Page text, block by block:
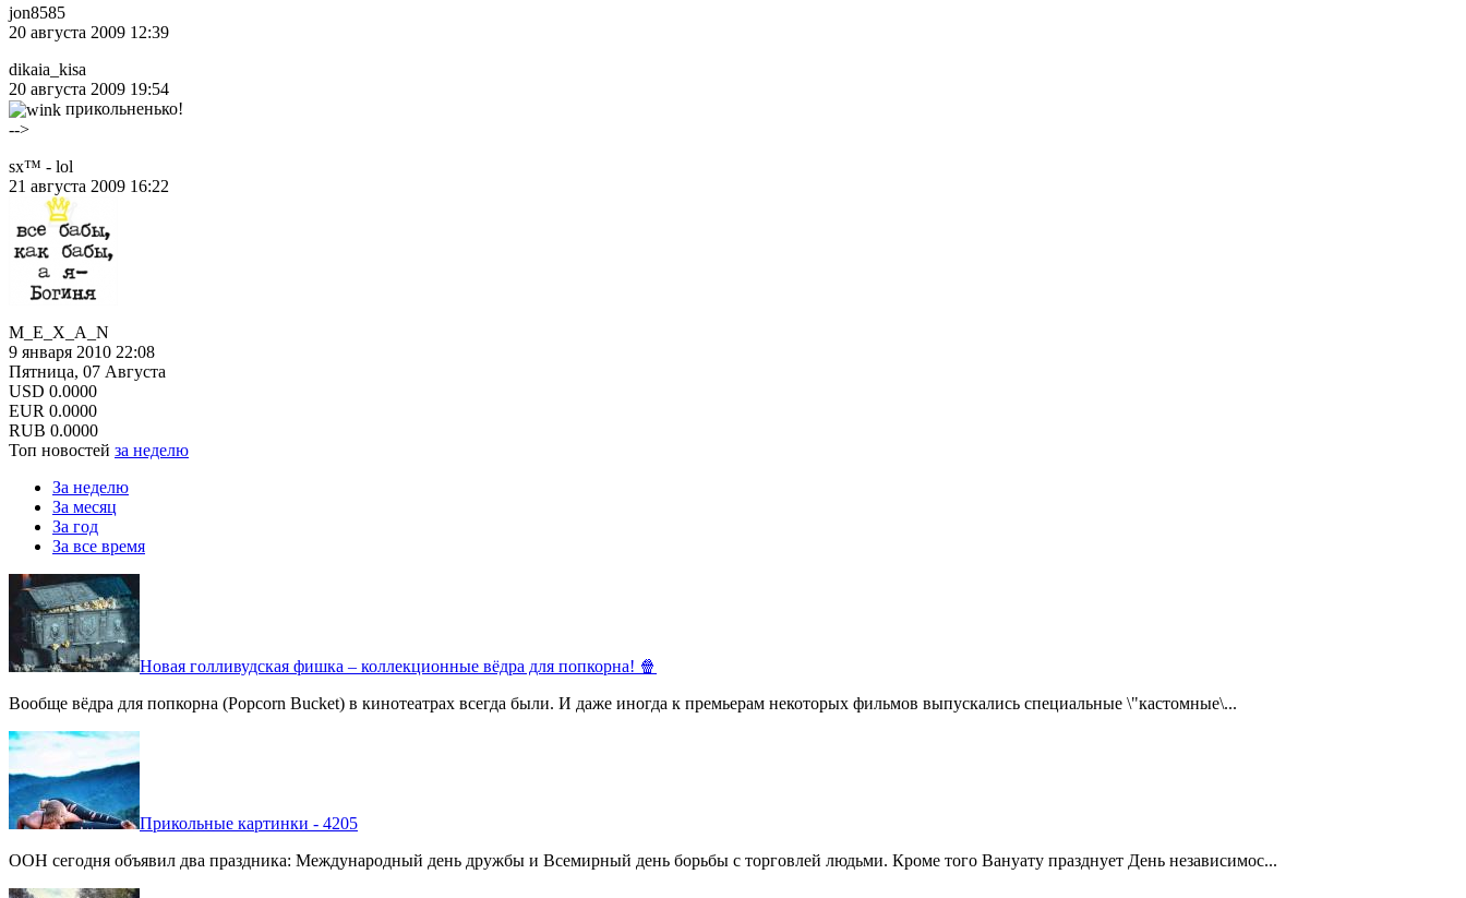
jon8585
20 августа 2009 12:39
dikaia_kisa
20 августа 2009 19:54
прикольненько!
-->
sx™ - lol
21 августа 2009 16:22
M_E_X_A_N
9 января 2010 22:08
Пятница, 07 Августа
USD 0.0000
EUR 0.0000
RUB 0.0000
Топ новостей за неделю
За неделю
За месяц
За год
За все время
Новая голливудская фишка – коллекционные вёдра для попкорна! 🍿
Вообще вёдра для попкорна (Popcorn Bucket) в кинотеатрах всегда были. И даже иногда к премьерам некоторых фильмов выпускались специальные \"кастомные\...
Прикольные картинки - 4205
ООН сегодня объявил два праздника: Международный день дружбы и Всемирный день борьбы с торговлей людьми. Кроме того Вануату празднует День независимос...